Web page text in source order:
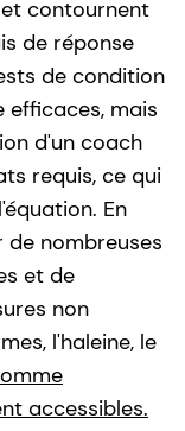
contournent
de réponse
de condition
efficaces, mais
d'un coach
requis, ce qui
En
de nombreuses
et de
non
l'haleine, le
accessibles.